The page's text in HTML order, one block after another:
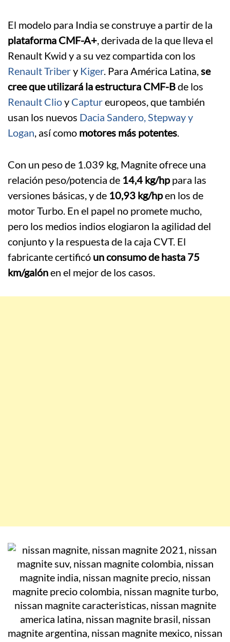
El modelo para India se construye a partir de la
plataforma CMF-A+, derivada de la que lleva el
Renault Kwid y a su vez compartida con los
Renault Tribery Kiger. Para América Latina,se
cree que utilizará la estructura CMF-Bde los
Renault Clioy Captureuropeos, que también
usan los nuevos Dacia Sandero, Stepway y
Logan, así como motores más potentes.
Con un peso de 1.039 kg, Magnite ofrece una
relación peso/potencia de 14,4 kg/hppara las
versiones básicas, y de 10,93 kg/hpen los de
motor Turbo. En el papel no promete mucho,
pero los medios indios elogiaron la agilidad del
conjunto y la respuesta de la caja CVT. El
fabricante certificó un consumo de hasta 75
km/galónen el mejor de los casos.